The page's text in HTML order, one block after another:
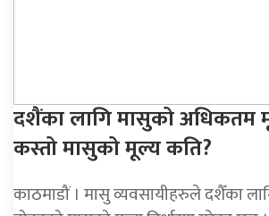
दशैंका लागि मासुको अधिकतम
कस्तो मासुको मूल्य कति?
काठमाडौं । मासु व्यवसायीहरुले दशैँका